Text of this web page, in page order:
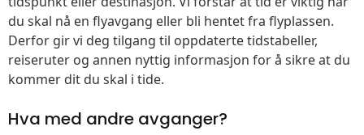
du skal nå en flyavgang eller bli hentet fra flyplassen.
Derfor gir vi deg tilgang til oppdaterte tidstabeller,
reiseruter og annen nyttig informasjon for å sikre at du
kommer dit du skal i tide.
Hva med andre avganger?